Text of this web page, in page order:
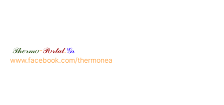
𝒯𝒽𝑒𝓇𝓂𝑜-𝒫𝑜𝓇𝓉𝒶𝓁.𝒢𝓇
www.facebook.com/thermonea